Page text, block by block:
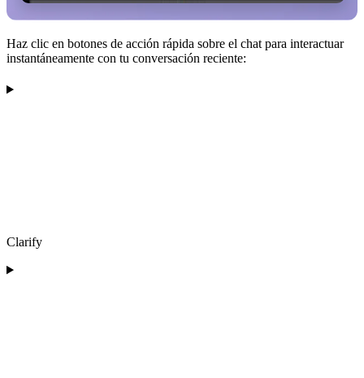
Haz clic en botones de acción rápida sobre el chat para interactuar
instantáneamente con tu conversación reciente:
Clarify